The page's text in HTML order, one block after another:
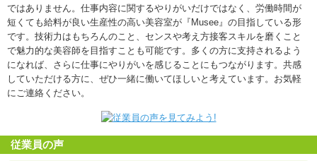
ではありません。仕事内容に関するやりがいだけではなく、労働時間が
短くても給料が良い生産性の高い美容室が『Musee』の目指している形
です。技術力はもちろんのこと、センスや考え方接客スキルを磨くこと
で魅力的な美容師を目指すことも可能です。多くの方に支持されるよう
になれば、さらに仕事にやりがいを感じることにもつながります。共感
していただける方に、ぜひ一緒に働いてほしいと考えています。お気軽
にご連絡ください。
従業員の声